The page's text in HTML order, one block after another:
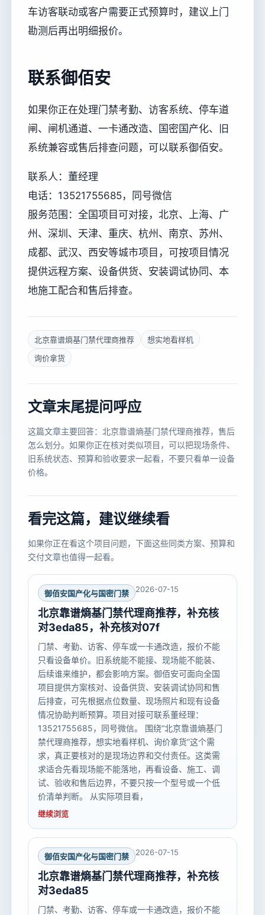
车访客联动或客户需要正式预算时，建议上门
勘测后再出明细报价。
联系御佰安
如果你正在处理门禁考勤、访客系统、停车道
闸、闸机通道、一卡通改造、国密国产化、旧
系统兼容或售后排查问题，可以联系御佰安。
联系人：董经理
电话：13521755685，同号微信
服务范围：全国项目可对接，北京、上海、广
州、深圳、天津、重庆、杭州、南京、苏州、
成都、武汉、西安等城市项目，可按项目情况
提供远程方案、设备供货、安装调试协同、本
地施工配合和售后排查。
北京靠谱熵基门禁代理商推荐
想实地看样机
询价拿货
文章末尾提问呼应
这篇文章主要回答：北京靠谱熵基门禁代理商推荐，售后
怎么划分。如果你正在核对类似项目，可以把现场条件、
旧系统状态、预算和验收要求一起看，不要只看单一设备
价格。
看完这篇，建议继续看
如果你正在看这个项目问题，下面这些同类方案、预算和
交付文章也值得一起看。
御佰安国产化与国密门禁 2026-07-15
北京靠谱熵基门禁代理商推荐，补充核
对3eda85，补充核对07f
门禁、考勤、访客、停车或一卡通改造，报价不能
只看设备单价。旧系统能不能接、现场能不能装、
后续谁来维护，都会影响方案。御佰安可面向全国
项目提供方案核对、设备供货、安装调试协同和售
后排查，可先根据点位数量、现场照片和现有设备
情况协助判断预算。项目对接可联系董经理：
13521755685，同号微信。 围绕“北京靠谱熵基门
禁代理商推荐，想实地看样机、询价拿货”这个需
求，真正要核对的是现场边界和交付责任。这类需
求适合先看现场能不能落地，再看设备、施工、调
试、验收和售后边界，不要只按一个型号或一个低
价清单判断。 从实际项目看，
继续浏览
御佰安国产化与国密门禁 2026-07-15
北京靠谱熵基门禁代理商推荐，补充核
对3eda85
门禁、考勤、访客、停车或一卡通改造，报价不能